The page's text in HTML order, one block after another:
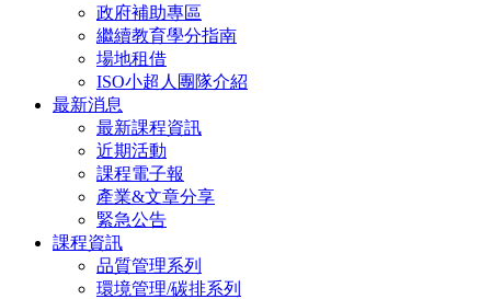
政府補助專區
繼續教育學分指南
場地租借
ISO小超人團隊介紹
最新消息
最新課程資訊
近期活動
課程電子報
產業&文章分享
緊急公告
課程資訊
品質管理系列
環境管理/碳排系列